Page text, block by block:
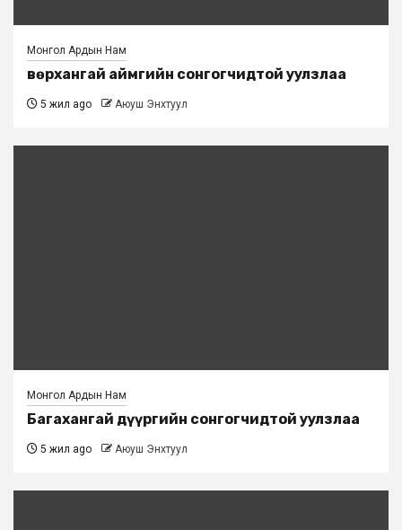
Монгол Ардын Нам
Өвөрхангай аймгийн сонгогчидтой уулзлаа
5 жил ago Аюуш Энхтуул
Монгол Ардын Нам
Багахангай дүүргийн сонгогчидтой уулзлаа
5 жил ago Аюуш Энхтуул